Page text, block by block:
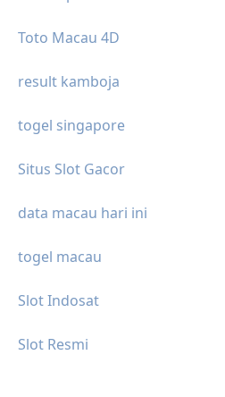
Toto Macau 4D
result kamboja
togel singapore
Situs Slot Gacor
data macau hari ini
togel macau
Slot Indosat
Slot Resmi